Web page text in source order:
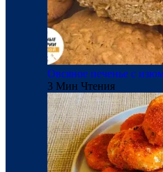
Овсяное печенье с
3 Мин Чтения